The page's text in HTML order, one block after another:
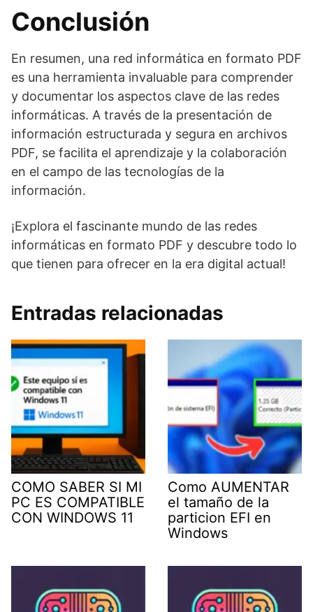
Conclusión
En resumen, una red informática en formato PDF
es una herramienta invaluable para comprender
y documentar los aspectos clave de las redes
informáticas. A través de la presentación de
información estructurada y segura en archivos
PDF, se facilita el aprendizaje y la colaboración
en el campo de las tecnologías de la
información.
¡Explora el fascinante mundo de las redes
informáticas en formato PDF y descubre todo lo
que tienen para ofrecer en la era digital actual!
Entradas relacionadas
COMO SABER SI MI
PC ES COMPATIBLE
CON WINDOWS 11
Como AUMENTAR
el tamaño de la
particion EFI en
Windows